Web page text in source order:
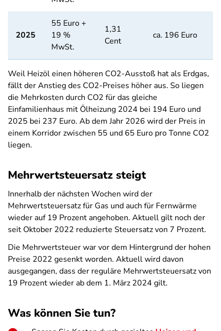
2025
55 Euro +
19 %
MwSt.
1,31
Cent
ca. 196 Euro
Weil Heizöl einen höheren CO2-Ausstoß hat als Erdgas,
fällt der Anstieg des CO2-Preises höher aus. So liegen
die Mehrkosten durch CO2 für das gleiche
Einfamilienhaus mit Ölheizung 2024 bei 194 Euro und
2025 bei 237 Euro. Ab dem Jahr 2026 wird der Preis in
einem Korridor zwischen 55 und 65 Euro pro Tonne CO2
liegen.
Mehrwertsteuersatz steigt
Innerhalb der nächsten Wochen wird der
Mehrwertsteuersatz für Gas und auch für Fernwärme
wieder auf 19 Prozent angehoben. Aktuell gilt noch der
seit Oktober 2022 reduzierte Steuersatz von 7 Prozent.
Die Mehrwertsteuer war vor dem Hintergrund der hohen
Preise 2022 gesenkt worden. Aktuell wird davon
ausgegangen, dass der reguläre Mehrwertsteuersatz von
19 Prozent wieder ab dem 1. März 2024 gilt.
Was können Sie tun?